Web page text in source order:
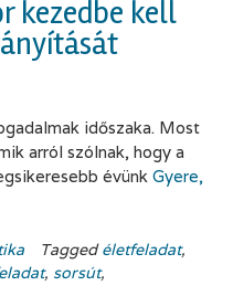
kezedbe kell
időszaka. Most
arról szólnak, hogy a
évünk Gyere,
Taggedéletfeladat,
, sorsút,